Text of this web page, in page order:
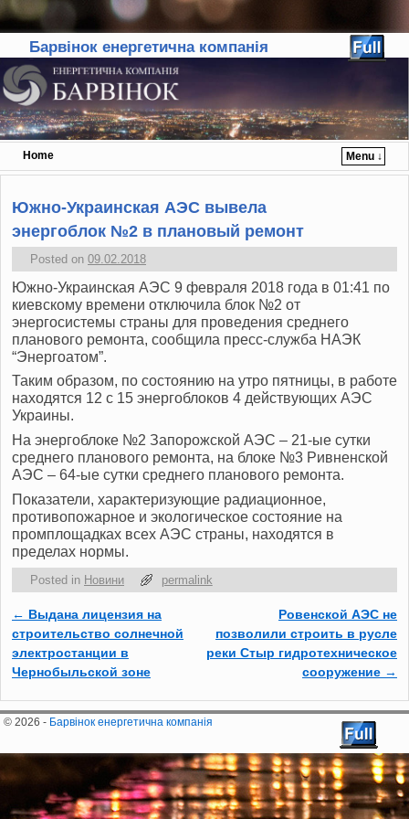
Барвінок енергетична компанія
Home
Menu ↓
Skip to primary content
Skip to secondary content
Южно-Украинская АЭС вывела
энергоблок №2 в плановый ремонт
Posted on 09.02.2018
Южно-Украинская АЭС 9 февраля 2018 года в 01:41 по
киевскому времени отключила блок №2 от
энергосистемы страны для проведения среднего
планового ремонта, сообщила пресс-служба НАЭК
“Энергоатом”.
Таким образом, по состоянию на утро пятницы, в работе
находятся 12 с 15 энергоблоков 4 действующих АЭС
Украины.
На энергоблоке №2 Запорожской АЭС – 21-ые сутки
среднего планового ремонта, на блоке №3 Ривненской
АЭС – 64-ые сутки среднего планового ремонта.
Показатели, характеризующие радиационное,
противопожарное и экологическое состояние на
промплощадках всех АЭС страны, находятся в
пределах нормы.
Posted in Новини permalink
Post navigation
← Выдана лицензия на
строительство солнечной
электростанции в
Чернобыльской зоне
Ровенской АЭС не
позволили строить в русле
реки Стыр гидротехническое
сооружение →
© 2026 - Барвінок енергетична компанія